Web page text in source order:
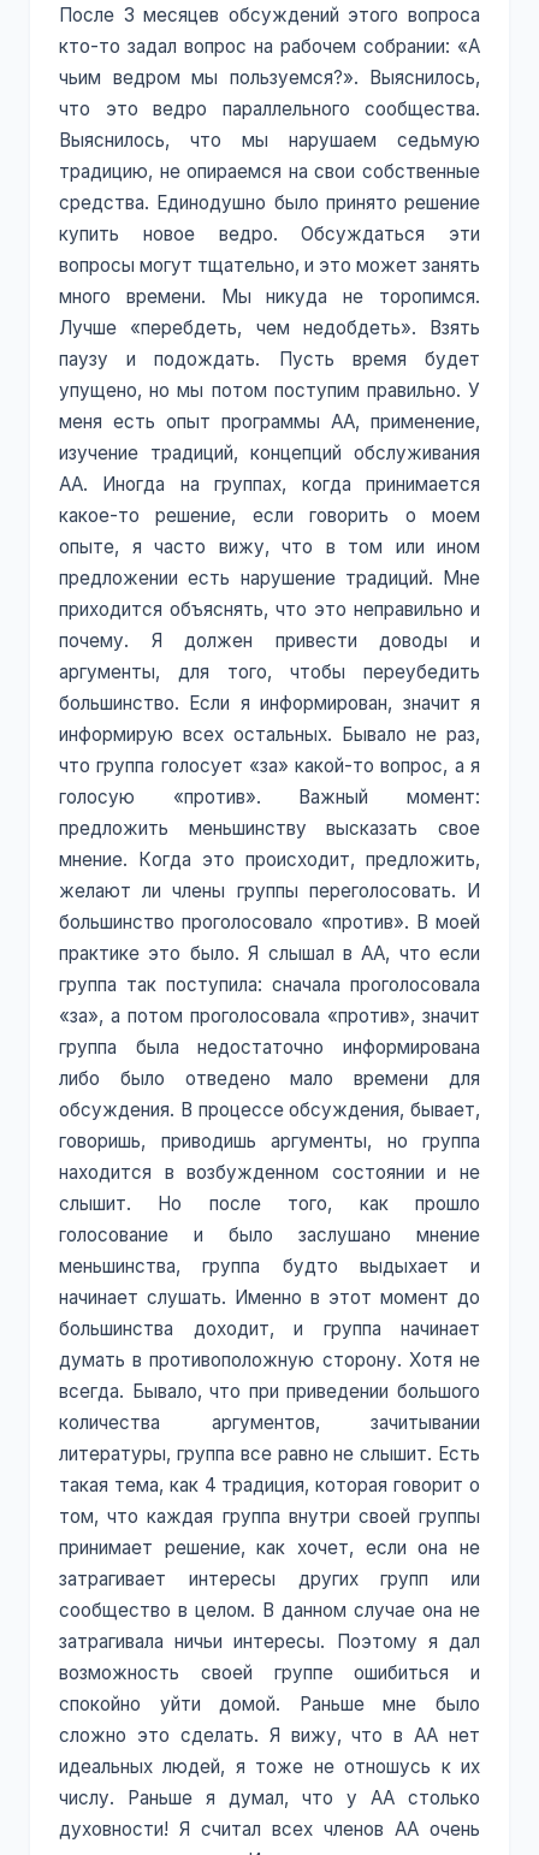
После 3 месяцев обсуждений этого вопроса
кто-то задал вопрос на рабочем собрании: «А
чьим ведром мы пользуемся?». Выяснилось,
что это ведро параллельного сообщества.
Выяснилось, что мы нарушаем седьмую
традицию, не опираемся на свои собственные
средства. Единодушно было принято решение
купить новое ведро. Обсуждаться эти
вопросы могут тщательно, и это может занять
много времени. Мы никуда не торопимся.
Лучше «перебдеть, чем недобдеть». Взять
паузу и подождать. Пусть время будет
упущено, но мы потом поступим правильно. У
меня есть опыт программы АА, применение,
изучение традиций, концепций обслуживания
АА. Иногда на группах, когда принимается
какое-то решение, если говорить о моем
опыте, я часто вижу, что в том или ином
предложении есть нарушение традиций. Мне
приходится объяснять, что это неправильно и
почему. Я должен привести доводы и
аргументы, для того, чтобы переубедить
большинство. Если я информирован, значит я
информирую всех остальных. Бывало не раз,
что группа голосует «за» какой-то вопрос, а я
голосую «против». Важный момент:
предложить меньшинству высказать свое
мнение. Когда это происходит, предложить,
желают ли члены группы переголосовать. И
большинство проголосовало «против». В моей
практике это было. Я слышал в АА, что если
группа так поступила: сначала проголосовала
«за», а потом проголосовала «против», значит
группа была недостаточно информирована
либо было отведено мало времени для
обсуждения. В процессе обсуждения, бывает,
говоришь, приводишь аргументы, но группа
находится в возбужденном состоянии и не
слышит. Но после того, как прошло
голосование и было заслушано мнение
меньшинства, группа будто выдыхает и
начинает слушать. Именно в этот момент до
большинства доходит, и группа начинает
думать в противоположную сторону. Хотя не
всегда. Бывало, что при приведении большого
количества аргументов, зачитывании
литературы, группа все равно не слышит. Есть
такая тема, как 4 традиция, которая говорит о
том, что каждая группа внутри своей группы
принимает решение, как хочет, если она не
затрагивает интересы других групп или
сообщество в целом. В данном случае она не
затрагивала ничьи интересы. Поэтому я дал
возможность своей группе ошибиться и
спокойно уйти домой. Раньше мне было
сложно это сделать. Я вижу, что в АА нет
идеальных людей, я тоже не отношусь к их
числу. Раньше я думал, что у АА столько
духовности! Я считал всех членов АА очень